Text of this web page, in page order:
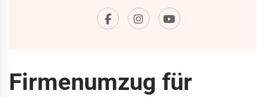
Firmenumzug für